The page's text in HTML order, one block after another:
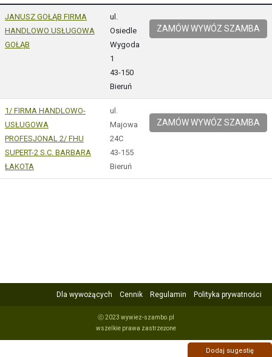
JANUSZ GOŁĄB FIRMA
HANDLOWO USŁUGOWA
GOŁĄB
ul.
Osiedle
Wygoda
1
43-150
Bieruń
ZAMÓW WYWÓZ SZAMBA
1/ FIRMA HANDLOWO-
USŁUGOWA
PROFESJONAL 2/ FHU
SUPERT-2 S.C. BARBARA
ŁAKOTA
ul.
Majowa
24C
43-155
Bieruń
ZAMÓW WYWÓZ SZAMBA
Dla wywożących Cennik Regulamin Polityka prywatności
ⓒ 2023 wywiez-szambo.pl
wszelkie prawa zastrzeżone
Dodaj sugestię